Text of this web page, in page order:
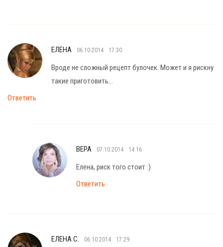
ЕЛЕНА 06.10.2014 17:30
Вроде не сложный рецепт булочек. Может и я рискну
такие приготовить…
Ответить
ВЕРА 07.10.2014 14:16
Елена, риск того стоит :)
Ответить
ЕЛЕНА С. 06.10.2014 17:29